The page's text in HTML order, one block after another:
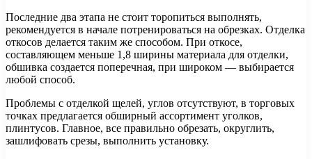
Последние два этапа не стоит торопиться выполнять,
рекомендуется в начале потренироваться на обрезках. Отделка
откосов делается таким же способом. При откосе,
составляющем меньше 1,8 ширины материала для отделки,
обшивка создается поперечная, при широком — выбирается
любой способ.
Проблемы с отделкой щелей, углов отсутствуют, в торговых
точках предлагается обширный ассортимент уголков,
плинтусов. Главное, все правильно обрезать, округлить,
зашлифовать срезы, выполнить установку.